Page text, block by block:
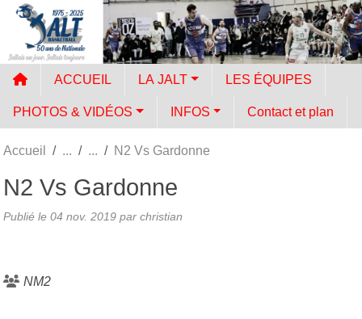
ACCUEIL LA JALT LES ÉQUIPES
PHOTOS & VIDÉOS INFOS Contact et plan
Accueil N2 Vs Gardonne
N2 Vs Gardonne
Publié le 04 nov. 2019 par christian
NM2
Panneau de gestion des cookies